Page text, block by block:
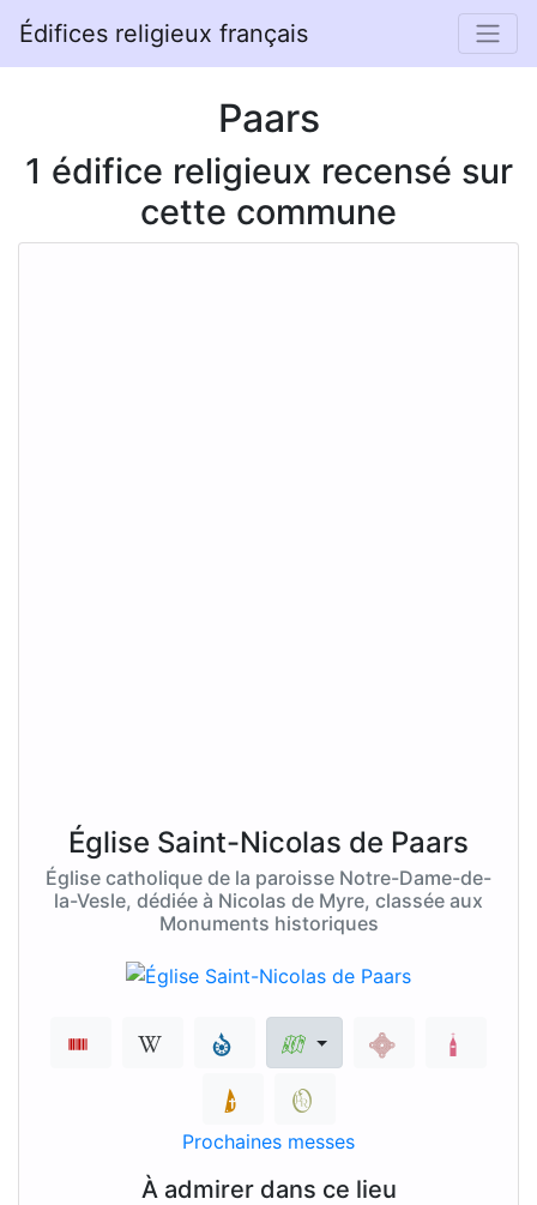
Édifices religieux français
Paars
1 édifice religieux recensé sur
cette commune
Église Saint-Nicolas de Paars
Église catholique de la paroisse Notre-Dame-de-
la-Vesle, dédiée à Nicolas de Myre, classée aux
Monuments historiques
Prochaines messes
À admirer dans ce lieu